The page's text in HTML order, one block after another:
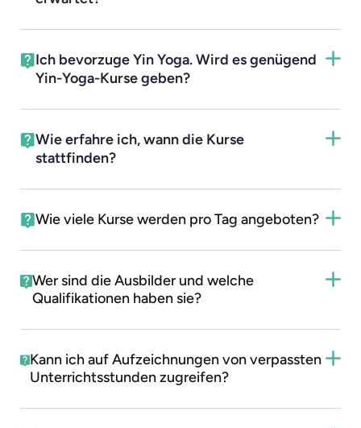
Ich bevorzuge Yin Yoga. Wird es genügend
Yin-Yoga-Kurse geben?
Wie erfahre ich, wann die Kurse
stattfinden?
Wie viele Kurse werden pro Tag angeboten?
Wer sind die Ausbilder und welche
Qualifikationen haben sie?
Kann ich auf Aufzeichnungen von verpassten
Unterrichtsstunden zugreifen?